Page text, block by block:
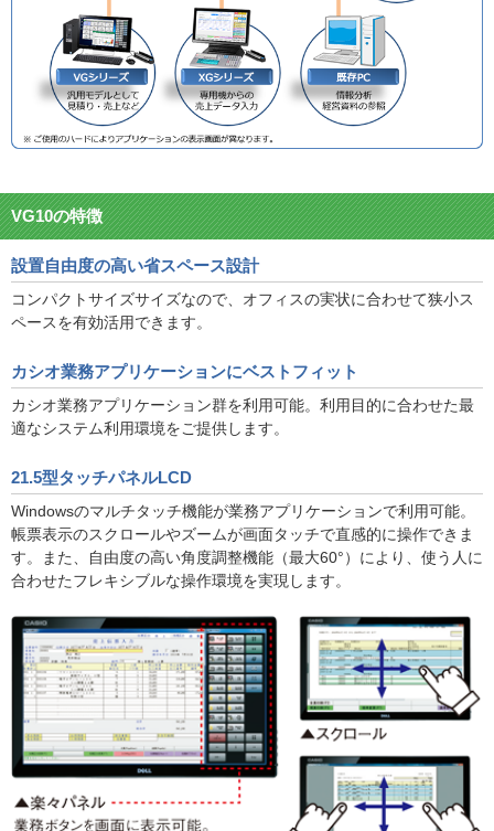
VG10の特徴
設置自由度の高い省スペース設計
コンパクトサイズサイズなので、オフィスの実状に合わせて狭小ス
ペースを有効活用できます。
カシオ業務アプリケーションにベストフィット
カシオ業務アプリケーション群を利用可能。利用目的に合わせた最
適なシステム利用環境をご提供します。
21.5型タッチパネルLCD
Windowsのマルチタッチ機能が業務アプリケーションで利用可能。
帳票表示のスクロールやズームが画面タッチで直感的に操作できま
す。また、自由度の高い角度調整機能（最大60°）により、使う人に
合わせたフレキシブルな操作環境を実現します。